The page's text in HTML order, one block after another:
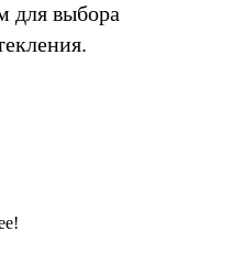
для выбора